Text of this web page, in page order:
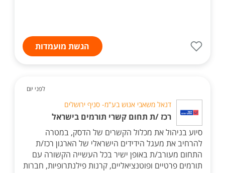
הגשת מועמדות
לפני יום
דנאל משאבי אנוש בע"מ- סניף ירושלים
רכז /ת תחום קשרי תורמים בישראל
סיוע בניהול את מכלול הקשרים של הדסק, במטרה
להרחיב את מעגל הידידים הישראלי של הארגון רכז/ת
התחום מעורב/ת באופן ישיר בכל העשייה הקשורה עם
תורמים פרטיים ופוטנציאליים, קרנות פילנתרופיות, חברות